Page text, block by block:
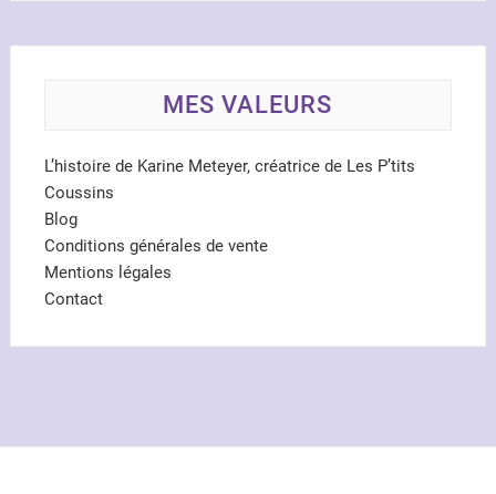
MES VALEURS
L’histoire de Karine Meteyer, créatrice de Les P’tits
Coussins
Blog
Conditions générales de vente
Mentions légales
Contact